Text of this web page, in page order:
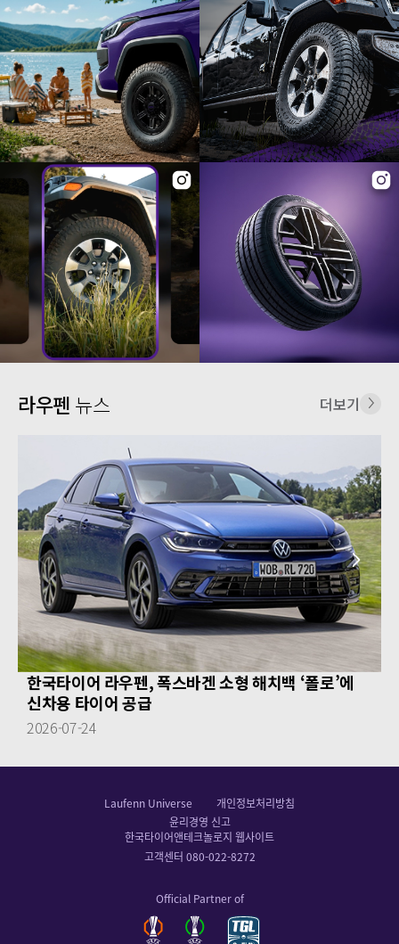
라우펜 뉴스 더보기
한국타이어 라우펜, 폭스바겐 소형 해치백 ‘폴로’에
신차용 타이어 공급
2026-07-24
prev
next
Laufenn Universe
개인정보처리방침
윤리경영 신고
한국타이어앤테크놀로지 웹사이트
고객센터 080-022-8272
Official Partner of